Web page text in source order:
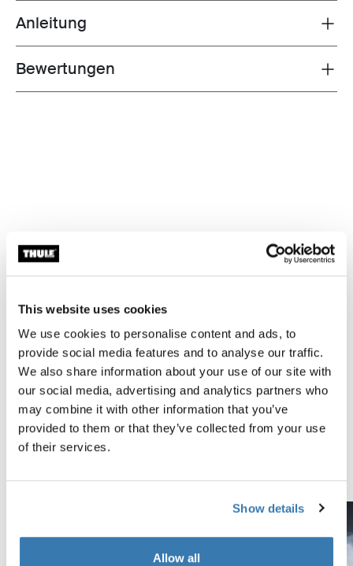
This website uses cookies
We use cookies to personalise content and ads, to
provide social media features and to analyse our traffic.
We also share information about your use of our site with
our social media, advertising and analytics partners who
may combine it with other information that you’ve
provided to them or that they’ve collected from your use
of their services.
Show details
Allow all
Toggle guides and instructions
Anleitung
Toggle overview
Bewertungen
Im Thule Test Center™ in Hillerstorp, Schweden,
werden die Produkte strengen Tests unterzogen.
Unsere Dachträgersysteme sind für einen möglichst
sicheren Transport deiner Ausrüstung und eine
möglichst sichere Befestigung auf deinem Auto
konzipiert. Folgende Beispiele sind nur einige der
vielen Tests, die wir durchführen.